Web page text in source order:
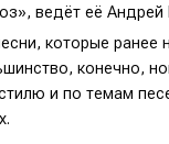
ведёт её Андрей
которые ранее
конечно,
и по темам